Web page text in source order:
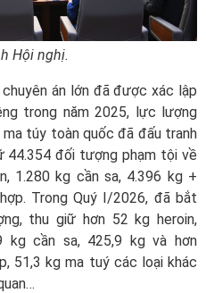
Hội nghị.
án lớn đã được xác lập
trong năm 2025, lực lượng
túy toàn quốc đã đấu tranh
44.354 đối tượng phạm tội về
1.280 kg cần sa, 4.396 kg +
Trong Quý I/2026, đã bắt
thu giữ hơn 52 kg heroin,
kg cần sa, 425,9 kg và hơn
51,3 kg ma tuý các loại khác